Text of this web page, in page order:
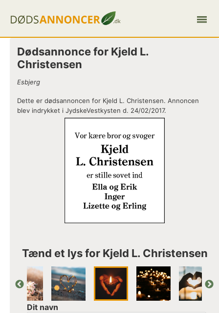
Dødsannonce for Kjeld L.
Christensen
Esbjerg
Dette er dødsannoncen for Kjeld L. Christensen. Annoncen
blev indrykket i JydskeVestkysten d. 24/02/2017.
Tænd et lys for Kjeld L. Christensen
Dit navn